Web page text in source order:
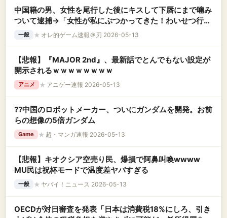
中国籍の男、女性を尾行した後にキスして下唇にまで噛み
ついて逮捕→「女性が私にぶつかってきた！わいせつ行為
はしていない！」
一般 ★ オレ的ゲーム速報＠刃 2026-05-13
【悲報】『MAJOR 2nd』、最新話でとんでもない設定が
開示されるｗｗｗｗｗｗｗｗ
アニメ ★ アニゲー速報 2026-05-13
??中国のロボットメーカー、ついにガンダムを開発。お前
らの想像の5倍ガンダム
Game ★ 超・マンガ速報 2026-05-13
【悲報】キオクシア空売り民、爆損で阿鼻叫喚wwww
MU民は祝杯モードで温度差ヤバすぎる
一般 ★ ヤバイ！ニュース 2026-05-13
OECDが対日審査を発表「日本は消費税18%にしろ、引き